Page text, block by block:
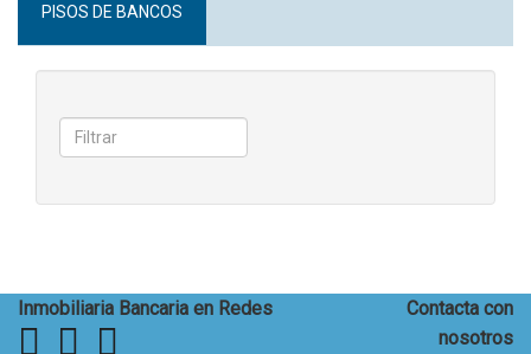
PISOS DE BANCOS
Inmobiliaria Bancaria en Redes
Contacta con
nosotros